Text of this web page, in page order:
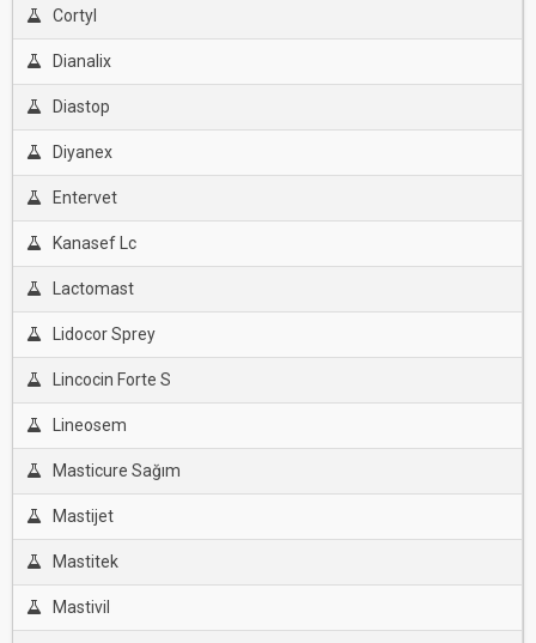
Cortyl
Dianalix
Diastop
Diyanex
Entervet
Kanasef Lc
Lactomast
Lidocor Sprey
Lincocin Forte S
Lineosem
Masticure Sağım
Mastijet
Mastitek
Mastivil